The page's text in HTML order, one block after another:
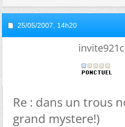
25/05/2007, 14h20
Re : dans un trous
grand mystere!)